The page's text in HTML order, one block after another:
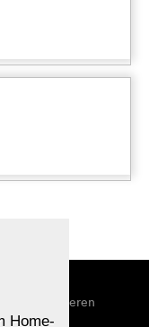
abonnieren
Home-